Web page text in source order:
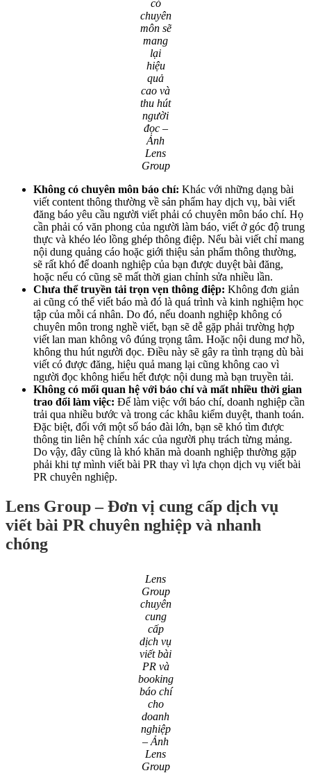
có
chuyên
môn sẽ
mang
lại
hiệu
quả
cao và
thu hút
người
đọc –
Ảnh
Lens
Group
Không có chuyên môn báo chí: Khác với những dạng bài
viết content thông thường về sản phẩm hay dịch vụ, bài viết
đăng báo yêu cầu người viết phải có chuyên môn báo chí. Họ
cần phải có văn phong của người làm báo, viết ở góc độ trung
thực và khéo léo lồng ghép thông điệp. Nếu bài viết chỉ mang
nội dung quảng cáo hoặc giới thiệu sản phẩm thông thường,
sẽ rất khó để doanh nghiệp của bạn được duyệt bài đăng,
hoặc nếu có cũng sẽ mất thời gian chỉnh sửa nhiều lần.
Chưa thể truyền tải trọn vẹn thông điệp: Không đơn giản
ai cũng có thể viết báo mà đó là quá trình và kinh nghiệm học
tập của mỗi cá nhân. Do đó, nếu doanh nghiệp không có
chuyên môn trong nghề viết, bạn sẽ dễ gặp phải trường hợp
viết lan man không vô đúng trọng tâm. Hoặc nội dung mơ hồ,
không thu hút người đọc. Điều này sẽ gây ra tình trạng dù bài
viết có được đăng, hiệu quả mang lại cũng không cao vì
người đọc không hiểu hết được nội dung mà bạn truyền tải.
Không có mối quan hệ với báo chí và mất nhiều thời gian
trao đổi làm việc: Để làm việc với báo chí, doanh nghiệp cần
trải qua nhiều bước và trong các khâu kiểm duyệt, thanh toán.
Đặc biệt, đối với một số báo đài lớn, bạn sẽ khó tìm được
thông tin liên hệ chính xác của người phụ trách từng mảng.
Do vậy, đây cũng là khó khăn mà doanh nghiệp thường gặp
phải khi tự mình viết bài PR thay vì lựa chọn dịch vụ viết bài
PR chuyên nghiệp.
Lens Group – Đơn vị cung cấp dịch vụ
viết bài PR chuyên nghiệp và nhanh
chóng
Lens
Group
chuyên
cung
cấp
dịch vụ
viết bài
PR và
booking
báo chí
cho
doanh
nghiệp
– Ảnh
Lens
Group